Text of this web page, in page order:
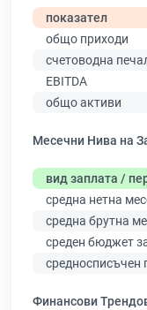
показател
общо приходи
счетоводна
EBITDA
общо активи
Месечни Нива на
вид заплата /
средна нетна
средна брутна
среден бюджет
средносписъчен
Финансови